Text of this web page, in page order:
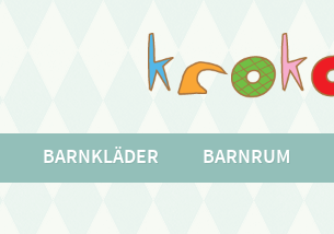
BARNKLÄDER BARNRUM